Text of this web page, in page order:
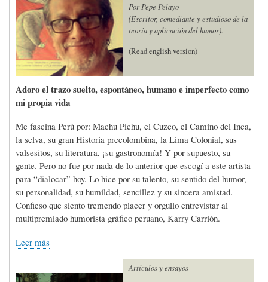
Por Pepe Pelayo
(Escritor, comediante y estudioso de la
teoría y aplicación del humor).
(Read english version)
Adoro el trazo suelto, espontáneo, humano e imperfecto como
mi propia vida
Me fascina Perú por: Machu Pichu, el Cuzco, el Camino del Inca,
la selva, su gran Historia precolombina, la Lima Colonial, sus
valsesitos, su literatura, ¡su gastronomía! Y por supuesto, su
gente. Pero no fue por nada de lo anterior que escogí a este artista
para “dialocar” hoy. Lo hice por su talento, su sentido del humor,
su personalidad, su humildad, sencillez y su sincera amistad.
Confieso que siento tremendo placer y orgullo entrevistar al
multipremiado humorista gráfico peruano, Karry Carrión.
Leer más
Artículos y ensayos